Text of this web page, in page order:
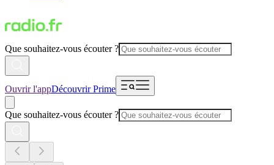
Que souhaitez-vous écouter ?
Ouvrir l'appDécouvrir Prime
Que souhaitez-vous écouter ?